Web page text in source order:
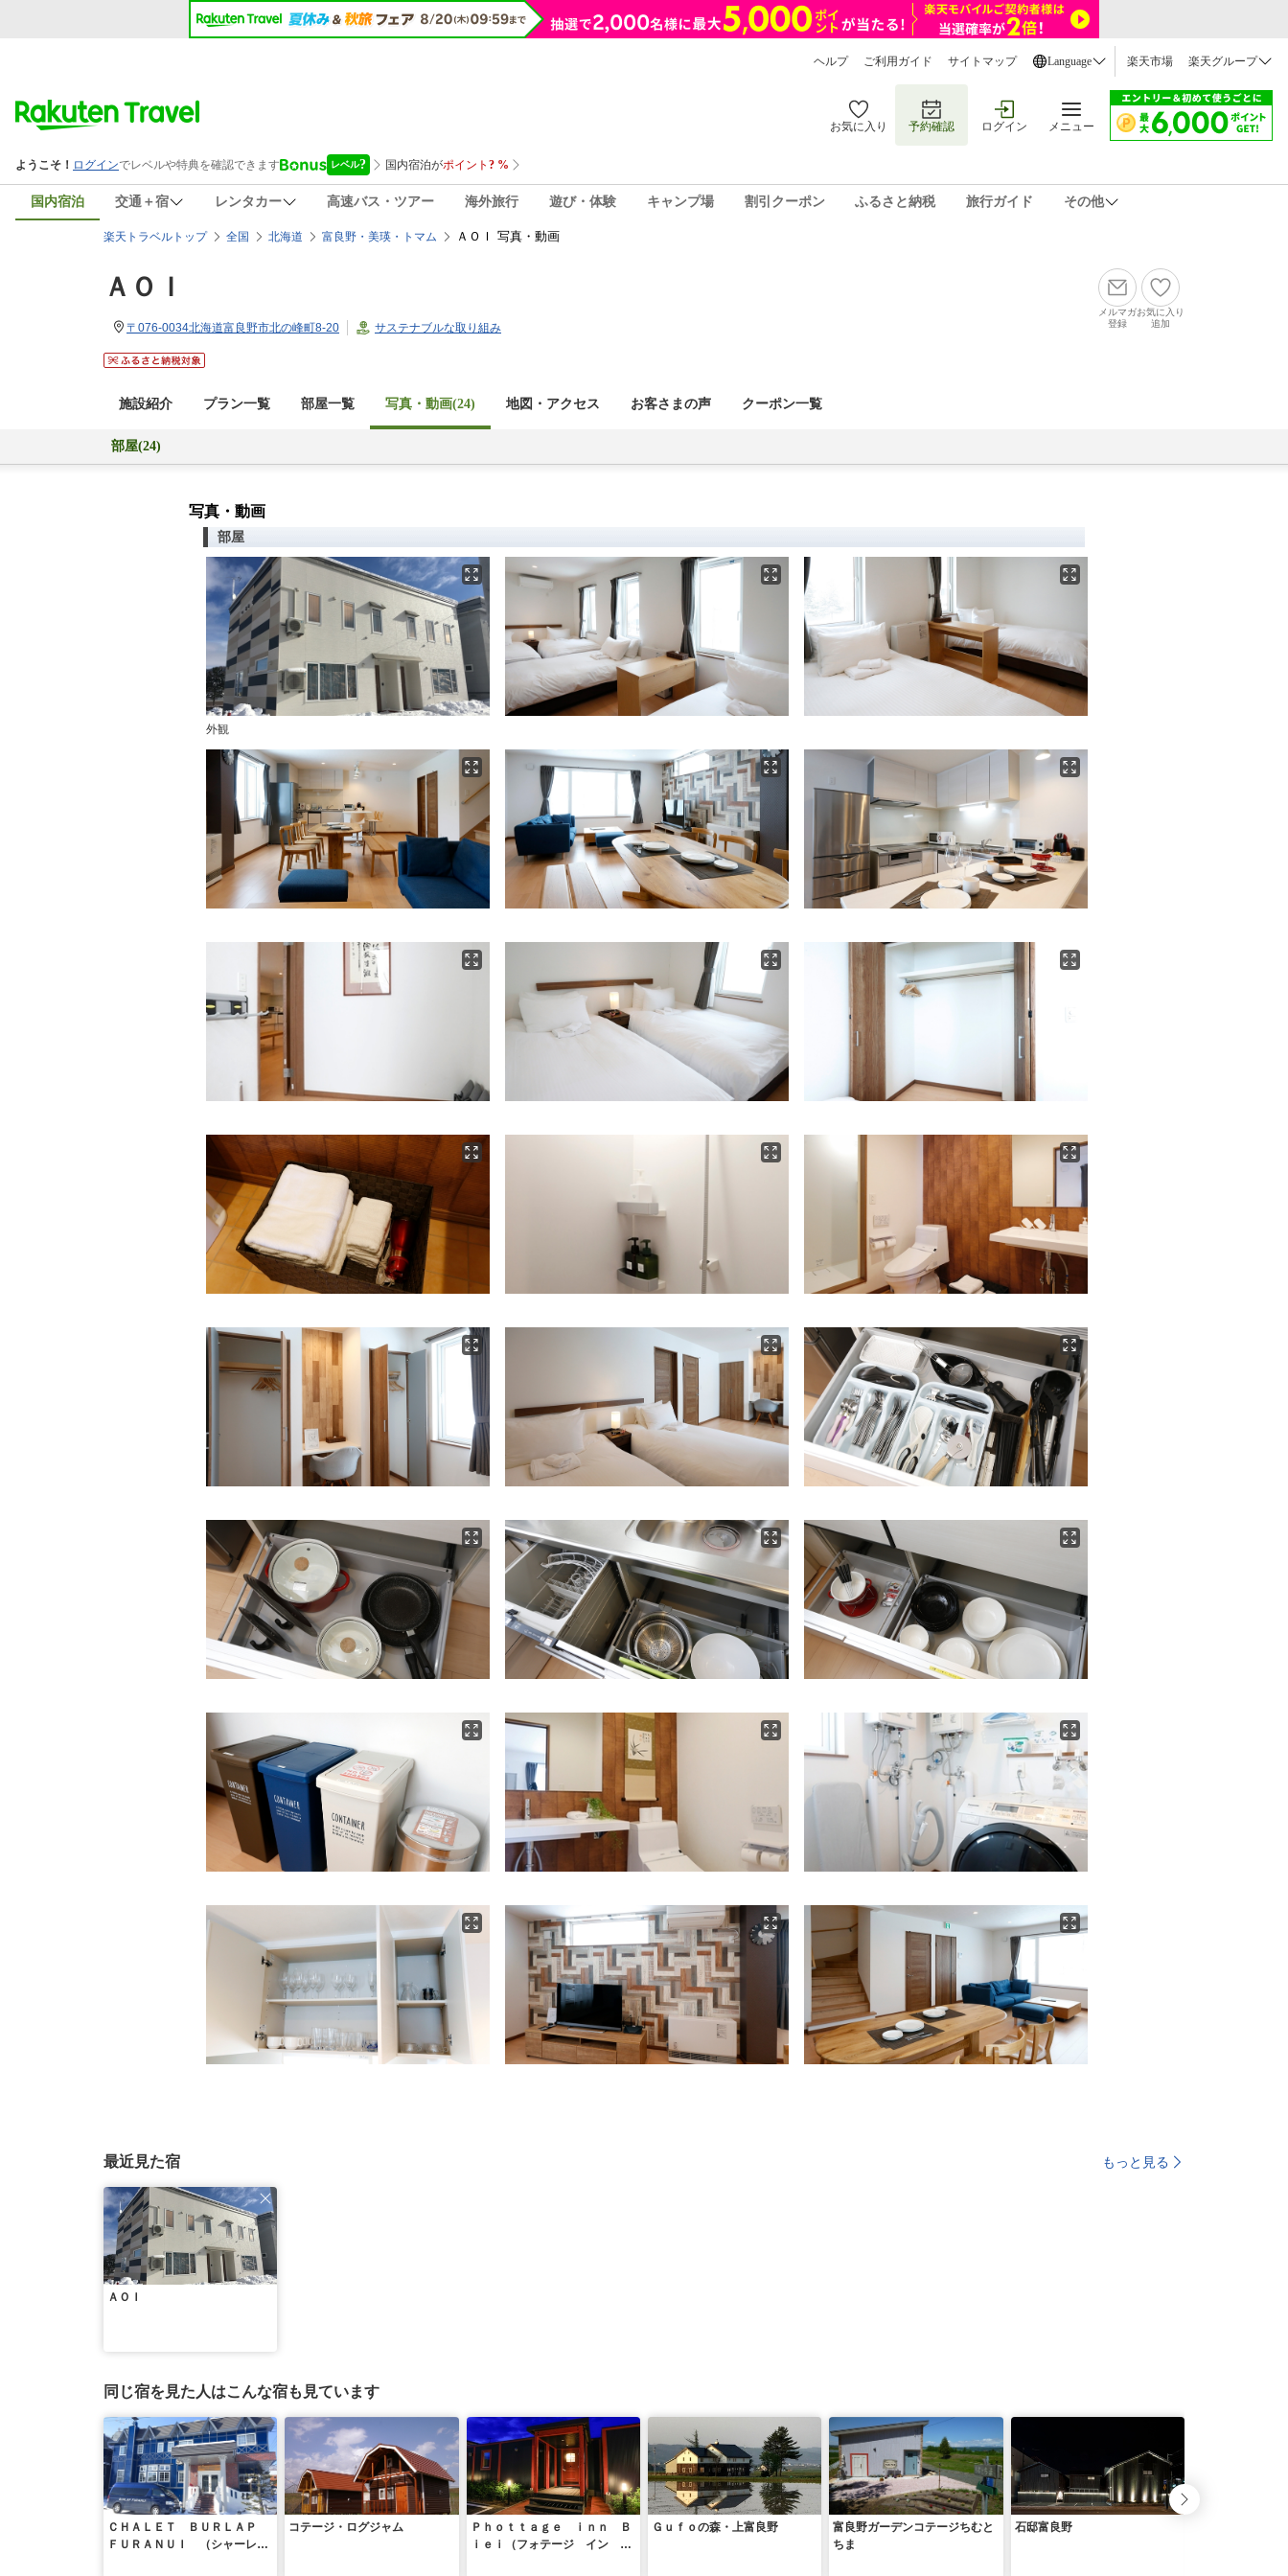
ヘルプ ご利用ガイド サイトマップ Language 楽天市場 楽天グループ
お気に入り 予約確認 ログイン メニュー
国内宿泊 交通＋宿 レンタカー 高速バス・ツアー 海外旅行 遊び・体験 キャンプ場 割引クーポン ふるさと納税 旅行ガイド その他
楽天トラベルトップ 全国 北海道 富良野・美瑛・トマム ＡＯＩ 写真・動画
ＡＯＩ
〒076-0034北海道富良野市北の峰町8-20 サステナブルな取り組み
メルマガ
登録
お気に入り
追加
施設紹介 プラン一覧 部屋一覧 写真・動画(24) 地図・アクセス お客さまの声 クーポン一覧
部屋(24)
写真・動画
部屋
外観
最近見た宿 もっと見る
ＡＯＩ
同じ宿を見た人はこんな宿も見ています
ＣＨＡＬＥＴ ＢＵＲＬＡＰ
ＦＵＲＡＮＵＩ （シャーレ
コテージ・ログジャム
Ｐｈｏｔｔａｇｅ ｉｎｎ Ｂ
ｉｅｉ（フォテージ イン ビ
Ｇｕｆｏの森・上富良野
富良野ガーデンコテージちむと
ちま
石邸富良野